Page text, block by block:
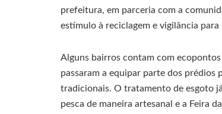
prefeitura, em parceria com a
estímulo à reciclagem e vigilância
Alguns bairros contam com
passaram a equipar parte dos prédios
tradicionais. O tratamento de esgoto
pesca de maneira artesanal e a Feira